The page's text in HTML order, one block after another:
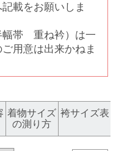
載をお願いしま
幅帯 重ね衿）は一
用意は出来かねま
着物サイズ
の測り方
袴サイズ表